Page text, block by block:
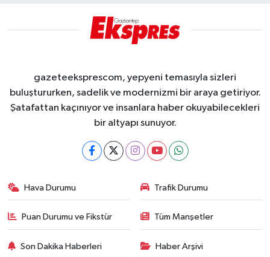
gazeteeksprescom, yepyeni temasıyla sizleri
buluştururken, sadelik ve modernizmi bir araya getiriyor.
Şatafattan kaçınıyor ve insanlara haber okuyabilecekleri
bir altyapı sunuyor.
Hava Durumu Trafik Durumu
Puan Durumu ve Fikstür Tüm Manşetler
Son Dakika Haberleri Haber Arşivi